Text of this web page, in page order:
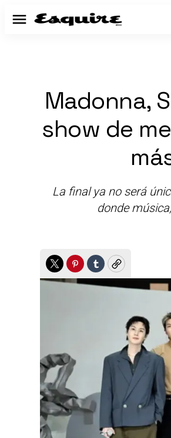
Menú
Madonna,
show de
La final ya no será
donde
TwitterPinterest
TumblrCopy